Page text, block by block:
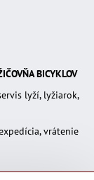
BICYKLOV
lyží, lyžiarok,
vrátenie